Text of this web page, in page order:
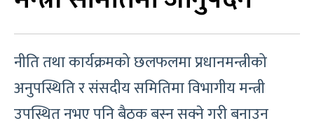
नीति तथा कार्यक्रमको छलफलमा प्रधानमन्त्रीको
अनुपस्थिति र संसदीय समितिमा विभागीय मन्त्री
उपस्थित नभए पनि बैठक बस्न सक्ने गरी बनाउन